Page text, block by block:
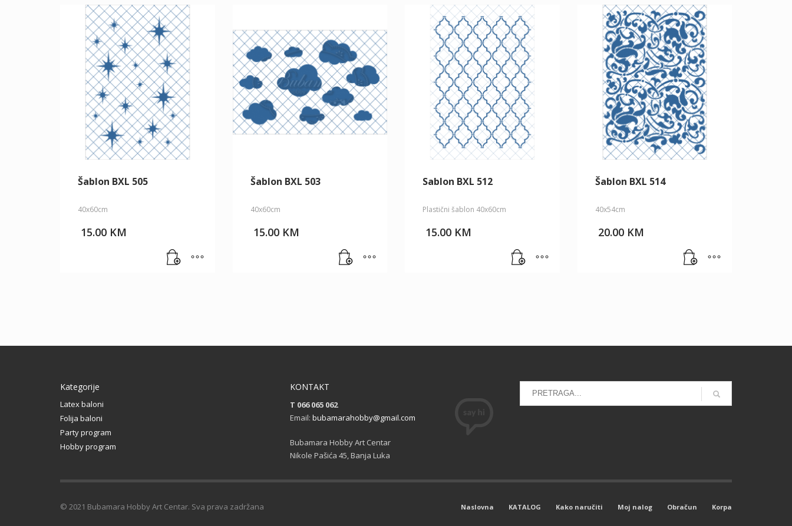
Šablon BXL 505
40x60cm
15.00 KM
Šablon BXL 503
40x60cm
15.00 KM
Sablon BXL 512
Plastični šablon 40x60cm
15.00 KM
Šablon BXL 514
40x54cm
20.00 KM
Kategorije
Latex baloni
Folija baloni
Party program
Hobby program
KONTAKT
T 066 065 062
Email: bubamarahobby@gmail.com
Bubamara Hobby Art Centar
Nikole Pašića 45, Banja Luka
Naslovna KATALOG Kako naručiti Moj nalog Obračun Korpa
© 2021 Bubamara Hobby Art Centar. Sva prava zadržana